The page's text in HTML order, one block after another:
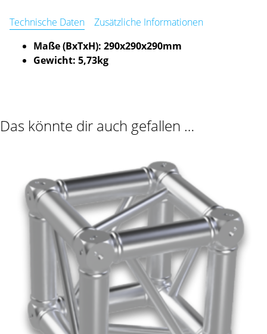
Technische Daten
Zusätzliche Informationen
Maße (BxTxH): 290x290x290mm
Gewicht: 5,73kg
Das könnte dir auch gefallen …